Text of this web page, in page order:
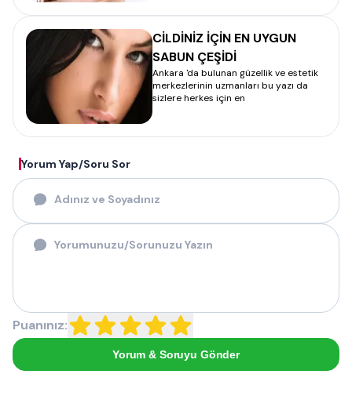
CİLDİNİZ İÇİN EN UYGUN
SABUN ÇEŞİDİ
Ankara 'da bulunan güzellik ve estetik
merkezlerinin uzmanları bu yazı da
sizlere herkes için en
Yorum Yap/Soru Sor
Puanınız:
Yorum & Soruyu Gönder